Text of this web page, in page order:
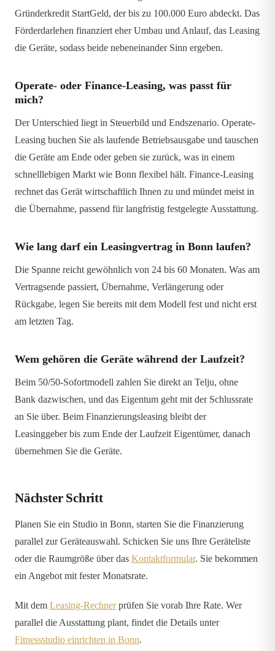
Gründerkredit StartGeld, der bis zu 100.000 Euro abdeckt. Das
Förderdarlehen finanziert eher Umbau und Anlauf, das Leasing
die Geräte, sodass beide nebeneinander Sinn ergeben.
Operate- oder Finance-Leasing, was passt für
mich?
Der Unterschied liegt in Steuerbild und Endszenario. Operate-
Leasing buchen Sie als laufende Betriebsausgabe und tauschen
die Geräte am Ende oder geben sie zurück, was in einem
schnelllebigen Markt wie Bonn flexibel hält. Finance-Leasing
rechnet das Gerät wirtschaftlich Ihnen zu und mündet meist in
die Übernahme, passend für langfristig festgelegte Ausstattung.
Wie lang darf ein Leasingvertrag in Bonn laufen?
Die Spanne reicht gewöhnlich von 24 bis 60 Monaten. Was am
Vertragsende passiert, Übernahme, Verlängerung oder
Rückgabe, legen Sie bereits mit dem Modell fest und nicht erst
am letzten Tag.
Wem gehören die Geräte während der Laufzeit?
Beim 50/50-Sofortmodell zahlen Sie direkt an Telju, ohne
Bank dazwischen, und das Eigentum geht mit der Schlussrate
an Sie über. Beim Finanzierungsleasing bleibt der
Leasinggeber bis zum Ende der Laufzeit Eigentümer, danach
übernehmen Sie die Geräte.
Nächster Schritt
Planen Sie ein Studio in Bonn, starten Sie die Finanzierung
parallel zur Geräteauswahl. Schicken Sie uns Ihre Geräteliste
oder die Raumgröße über das Kontaktformular. Sie bekommen
ein Angebot mit fester Monatsrate.
Mit dem Leasing-Rechnerprüfen Sie vorab Ihre Rate. Wer
parallel die Ausstattung plant, findet die Details unter
Fitnessstudio einrichten in Bonn.